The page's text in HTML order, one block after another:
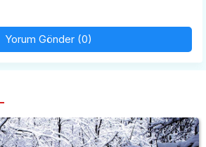
Yorum Gönder (0)